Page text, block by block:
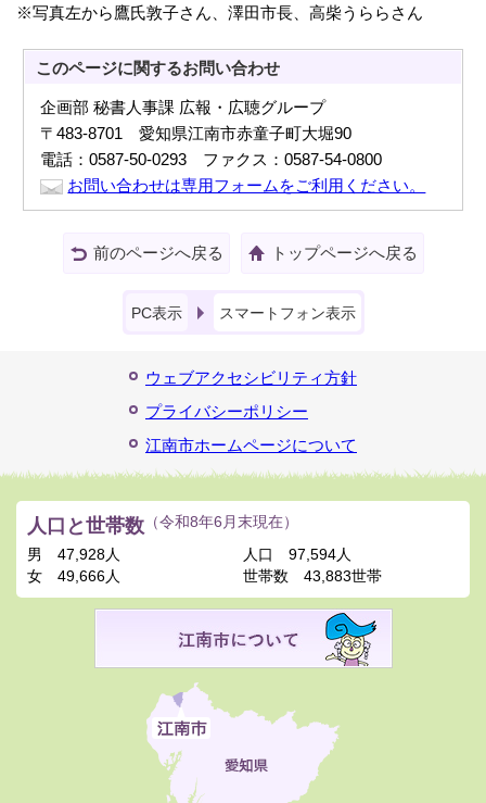
※写真左から鷹氏敦子さん、澤田市長、高柴うららさん
このページに関するお問い合わせ
企画部 秘書人事課 広報・広聴グループ
〒483-8701 愛知県江南市赤童子町大堀90
電話：0587-50-0293 ファクス：0587-54-0800
お問い合わせは専用フォームをご利用ください。
前のページへ戻る トップページへ戻る
PC表示 スマートフォン表示
ウェブアクセシビリティ方針
プライバシーポリシー
江南市ホームページについて
人口と世帯数 （令和8年6月末現在）
男
47,928人
女
49,666人
人口
97,594人
世帯数
43,883世帯